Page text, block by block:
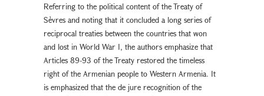
Referring to the political content of the Treaty of
Sèvres and noting that it concluded a long series of
reciprocal treaties between the countries that won
and lost in World War I, the authors emphasize that
Articles 89-93 of the Treaty restored the timeless
right of the Armenian people to Western Armenia. It
is emphasized that the de jure recognition of the